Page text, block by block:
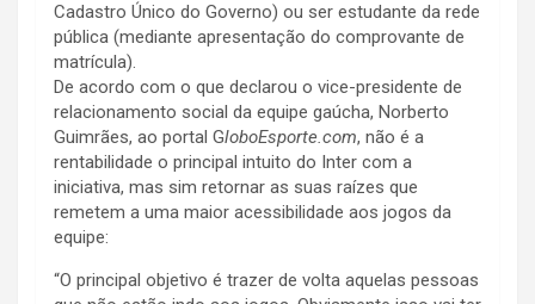
Cadastro Único do Governo) ou ser estudante da rede
pública (mediante apresentação do comprovante de
matrícula).
De acordo com o que declarou o vice-presidente de
relacionamento social da equipe gaúcha, Norberto
Guimrães, ao portal GloboEsporte.com, não é a
rentabilidade o principal intuito do Inter com a
iniciativa, mas sim retornar as suas raízes que
remetem a uma maior acessibilidade aos jogos da
equipe:
“O principal objetivo é trazer de volta aquelas pessoas